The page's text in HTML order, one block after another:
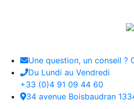
Une question, un conseil ?
Du Lundi au Vendredi
+33 (0)4 91 09 44 60
34 avenue Boisbaudran